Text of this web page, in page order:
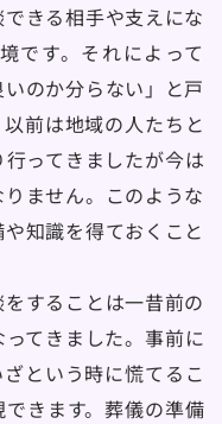
きる相手や支えにな
です。それによって
のか分らない」と戸
前は地域の人たちと
ってきましたが今は
ません。このような
知識を得ておくこと
することは一昔前の
てきました。事前に
という時に慌てるこ
きます。葬儀の準備